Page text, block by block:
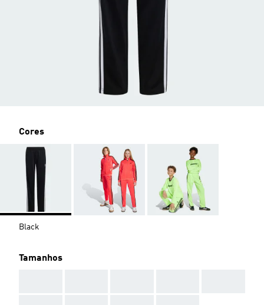
Cores
Black
Tamanhos